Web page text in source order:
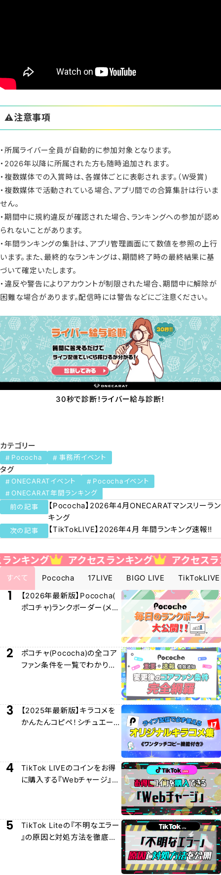
⚠️注意事項
・所属ライバー全員が自動的に参加対象となります。
・2026年以降に所属された方も随時追加されます。
・複数媒体での入賞時は、各媒体ごとに表彰されます。（W受賞)
・複数媒体で活動されている場合、アプリ間での合算集計は行いま
せん。
・期間中に規約違反が確認された場合、ランキングへの参加が認め
られないことがあります。
・年間ランキングの集計は、アプリ管理画面にて数値を参照の上行
います。また、最終的なランキングは、期間終了時の最終結果に基
づいて確定いたします。
・違反や警告によりアカウントが制限された場合、期間中に解除が
困難な場合があります。配信時には警告などにご注意ください。
30秒で診断！ライバー給与診断！
カテゴリー
Pococha 事務所イベント
タグ
ONECARATイベント
Pocochaイベント
ONECARAT年間ランキング
前の記事
【Pococha】2026年4月ONECARATマンスリーラン
キング
次の記事 【TikTokLIVE】2026年4月 年間ランキング速報‼️
アクセスランキング アクセスランキング
すべて Pococha 17LIVE BIGO LIVE TikTokLIVE
1
【2026年最新版】Pococha(
ポコチャ)ランクボーダー(メー
2
ポコチャ(Pococha)の全コア
ファン条件を一覧でわかりや
3
【2025年最新版】キラコメを
かんたんコピペ！シチュエー
4
TikTok LIVEのコインをお得
に購入する『Webチャージ』に
5
TikTok Liteの『不明なエラー
』の原因と対処方法を徹底解